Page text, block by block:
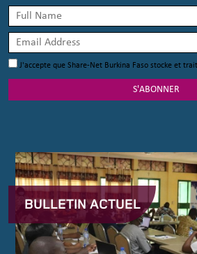
J'accepte que Share-Net Burkina Faso stocke et
S'ABONNER
BULLETIN ACTUEL